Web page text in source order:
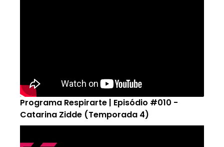
Programa Respirarte | Episódio #010 -
Catarina Zidde (Temporada 4)